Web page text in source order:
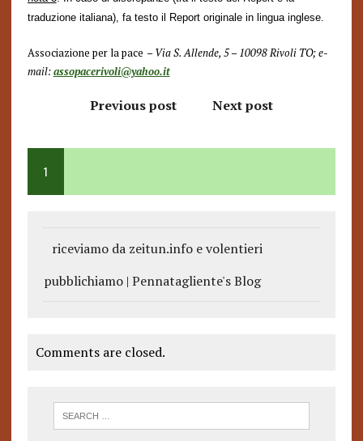
traduzione italiana), fa testo il Report originale in lingua inglese.
Associazione per la pace – Via S. Allende, 5 – 10098 Rivoli TO; e-
mail:assopacerivoli@yahoo.it
Previous post Next post
1
riceviamo da zeitun.info e volentieri
pubblichiamo | Pennatagliente's Blog
Comments are closed.